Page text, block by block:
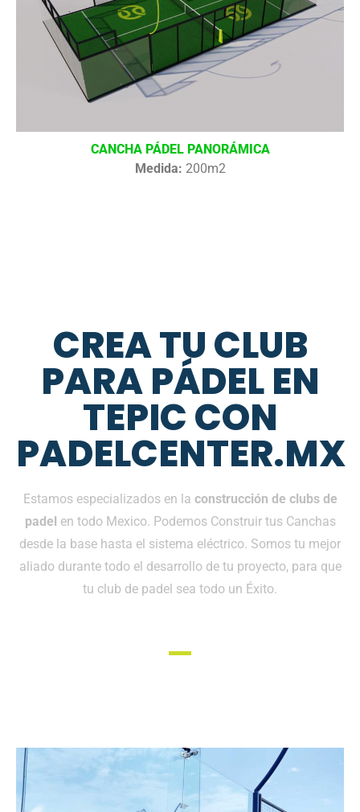
CANCHA PÁDEL PANORÁMICA
Medida: 200m2
CREA TU CLUB
PARA PÁDEL EN
TEPIC CON
PADELCENTER.MX
Estamos especializados en la construcción de clubs de
padel en todo Mexico. Podemos Construir tus Canchas
desde la base hasta el sistema eléctrico. Somos tu mejor
aliado durante todo el desarrollo de tu proyecto, para que
tu club de padel sea todo un Éxito.